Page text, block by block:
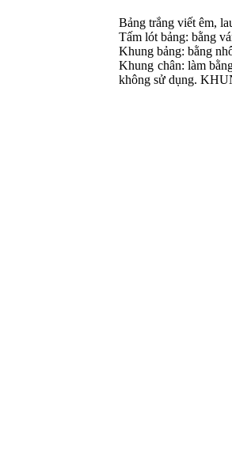
Bảng trắng viết êm,
Tấm lót bảng: bằng
Khung bảng: bằng
Khung chân: làm
không sử dụng.